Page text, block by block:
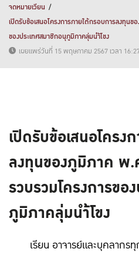
จดหมายเวียน
เปิดรับข้อเสนอโครงการภายใต้กรอบการลงทุน
ของประเทศสมาชิกอนุภูมิภาคลุ่มนำ้โขง
เผยแพร่วันที่ 15 พฤษภาคม 2567 เวลา
เปิดรับข้อเสนอโครง
ลงทุนของภูมิภาค พ.
รวบรวมโครงการขอ
ภูมิภาคลุ่มนำ้โขง
เรียน อาจารย์และบุคลากร